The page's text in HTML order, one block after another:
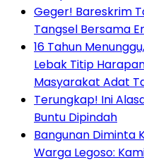
Geger! Bareskrim
Tangsel Bersama
16 Tahun
Lebak Titip
Masyarakat Adat
Terungkap! Ini
Buntu Dipindah
Bangunan Diminta
Warga Legoso: